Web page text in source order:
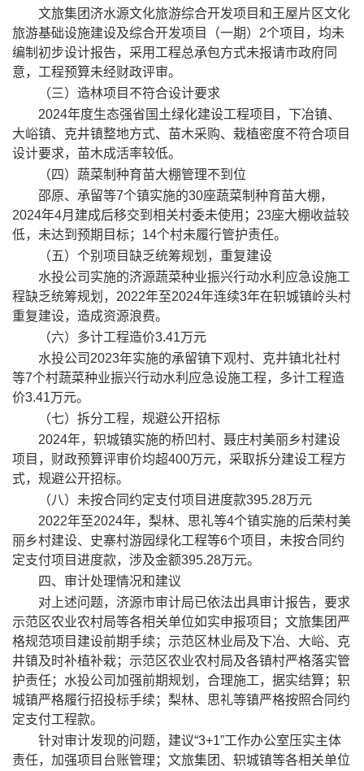
文旅集团济水源文化旅游综合开发项目和王屋片区文化
旅游基础设施建设及综合开发项目（一期） 2个项目 ， 均未
编制初步设计报告， 采用工程总承包方式未报请市政府同
意，工程预算未经财政评审。
（三） 造林项目不符合设计要求
2024年度生态强省国土绿化建设工程项目， 下冶镇、
大峪镇、克井镇整地方式、苗木采购、 栽植密度不符合项目
设计要求， 苗木成活率较低。
（四）蔬菜制种育苗大棚管理不到位
邵原、承留等7个镇实施的30座蔬菜制种育苗大棚，
2024年4月建成后移交到相关村委未使用； 23座大棚收益较
低，未达到预期目标； 14个村未履行管护责任。
（五）个别项目缺乏统筹规划，重复建设
水投公司实施的济源蔬菜种业振兴行动水利应急设施工
程缺乏统筹规划， 2022年至2024年连续3年在轵城镇岭头村
重复建设，造成资源浪费。
（六）多计工程造价3.41万元
水投公司 2023年实施的承留镇下观村、克井镇北社村
等7个村蔬菜种业振兴行动水利应急设施工程，多计工程造
价3.41万元。
（七）拆分工程，规避公开招标
2024年，轵城镇实施的桥凹村、聂庄村美丽乡村建设
项目 ，财政预算评审价均超400万元，采取拆分建设工程方
式，规避公开招标。
（八）未按合同约定支付项目进度款395.28万元
2022年至2024年，梨林、思礼等4个镇实施的后荣村美
丽乡村建设、史寨村游园绿化工程等6个项目 ， 未按合同约
定支付项目进度款，涉及金额395.28万元。
四、审计处理情况和建议
对上述问题，济源市审计局已依法出具审计报告，要求
示范区农业农村局等各相关单位如实申报项目；文旅集团严
格规范项目建设前期手续；示范区林业局及下冶、大峪、克
井镇及时补植补栽； 示范区农业农村局及各镇村严格落实管
护责任；水投公司加强前期规划， 合理施工， 据实结算； 轵
城镇严格履行招投标手续； 梨林、思礼等镇严格按照合同约
定支付工程款。
针对审计发现的问题， 建议“3+1”工作办公室压实主体
责任，加强项目台账管理； 文旅集团 、 轵城镇等各相关单位